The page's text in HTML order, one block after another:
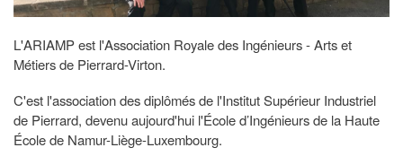
L'ARIAMP est l'Association Royale des Ingénieurs - Arts et
Métiers de Pierrard-Virton.
C'est l'association des diplômés de l'Institut Supérieur Industriel
de Pierrard, devenu aujourd'hui l'École d’Ingénieurs de la Haute
École de Namur-Liège-Luxembourg.